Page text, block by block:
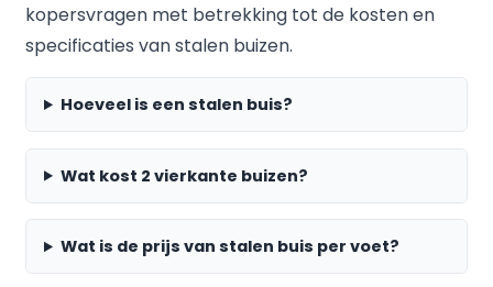
kopersvragen met betrekking tot de kosten en
specificaties van stalen buizen.
Hoeveel is een stalen buis?
Wat kost 2 vierkante buizen?
Wat is de prijs van stalen buis per voet?